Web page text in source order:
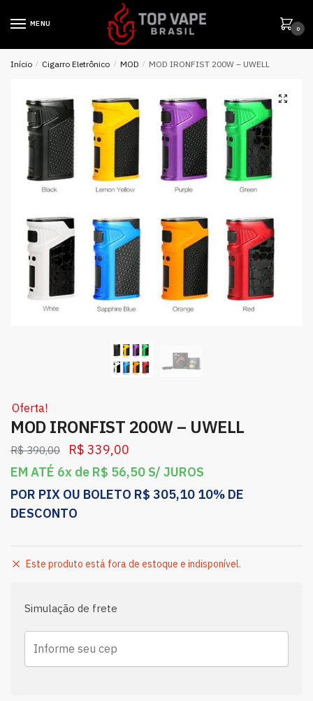
MENU
0
Início / Cigarro Eletrônico / MOD / MOD IRONFIST 200W – UWELL
Oferta!
MOD IRONFIST 200W – UWELL
R$390,00 R$ 339,00
EM ATÉ 6x de R$ 56,50 S/ JUROS
POR PIX OU BOLETO R$ 305,10 10% DE
DESCONTO
Este produto está fora de estoque e indisponível.
Simulação de frete